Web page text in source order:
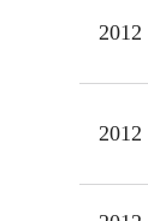
2012
2012